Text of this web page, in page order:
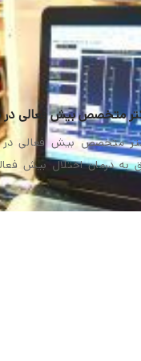
متخصص بیش فعالی
متخصص بیش فعالی
به درمان اختلال بیش